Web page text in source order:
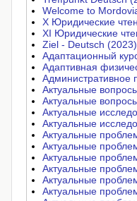
Welcome to
X Юридические
XI Юридические
Ziel - Deutsch (2023)
Адаптационный
Адаптивная
Административное
Актуальные
Актуальные
Актуальные
Актуальные
Актуальные
Актуальные
Актуальные
Актуальные
Актуальные
Актуальные